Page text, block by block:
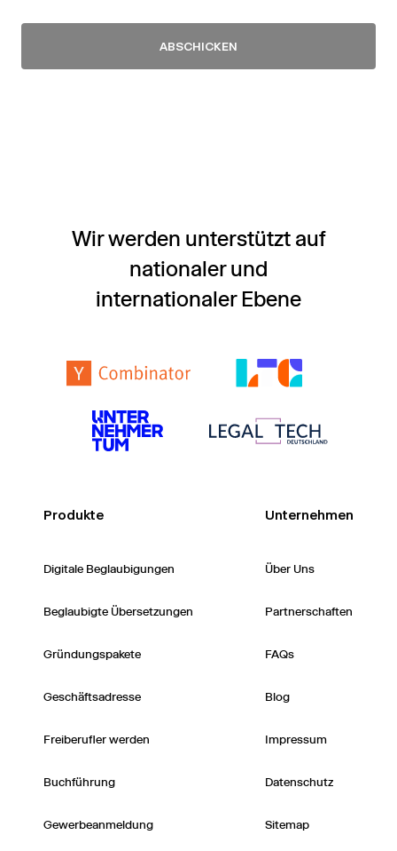
ABSCHICKEN
Wir werden unterstützt auf
nationaler und
internationaler Ebene
Produkte
Digitale Beglaubigungen
Beglaubigte Übersetzungen
Gründungspakete
Geschäftsadresse
Freiberufler werden
Buchführung
Gewerbeanmeldung
Unternehmen
Über Uns
Partnerschaften
FAQs
Blog
Impressum
Datenschutz
Sitemap